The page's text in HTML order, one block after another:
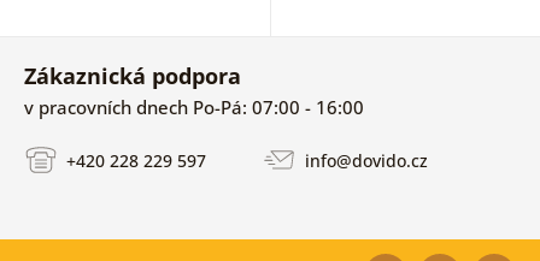
Zákaznická podpora
v pracovních dnech Po-Pá: 07:00 - 16:00
+420 228 229 597 info@dovido.cz